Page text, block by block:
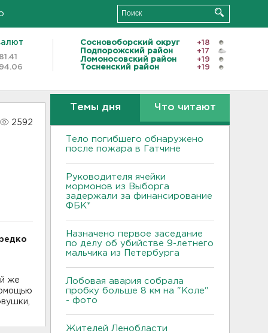
81.41
94.06
Сосновоборский округ
+18
Подпорожский район
+17
Ломоносовский район
+19
Тосненский район
+19
2592
же
Темы дня Что читают
Тело погибшего обнаружено
после пожара в Гатчине
Руководителя ячейки
мормонов из Выборга
задержали за финансирование
ФБК*
Назначено первое заседание
по делу об убийстве 9-летнего
мальчика из Петербурга
Лобовая авария собрала
пробку больше 8 км на "Коле"
- фото
Жителей Ленобласти